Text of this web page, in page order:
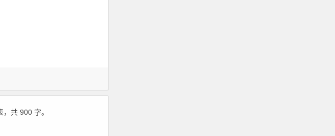
，共 900 字。